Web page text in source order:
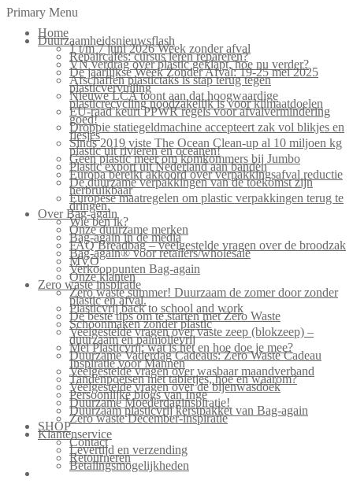
Primary Menu
Home
Duurzaamheidsnieuwsflash
1 t/m 7 juni 2026 Week zonder afval
Repaircafés: cursus leren repareren?
VN verdrag over plastic geklapt, hoe nu verder?
De jaarlijkse Week Zonder Afval: 19-25 mei 2025
Afschaffen plastictaks is stap terug tegen
plasticvervuiling
Nieuwe LCA toont aan dat hoogwaardige
plasticrecycling noodzakelijk is voor klimaatdoelen
EU-raad keurt PPWR regels voor afvalvermindering
goed!
Droppie statiegeldmachine accepteert zak vol blikjes en
flesjes
Sinds 2019 viste The Ocean Clean-up al 10 miljoen kg
plastic uit rivieren en oceanen!
Geen plastic meer om komkommers bij Jumbo
Plastic export uit Nederland aan banden
Europa bereikt akkoord over verpakkingsafval reductie
De duurzame verpakkingen van de toekomst zijn
herbruikbaar
Europese maatregelen om plastic verpakkingen terug te
dringen.
Over Bag-again
Wie ben ik?
Onze duurzame merken
Bag-again in de media
FAQ Breadbag – veelgestelde vragen over de broodzak
Bag-again® voor retailers/wholesale
MVO
Verkooppunten Bag-again
Onze klanten
Zero waste inspiratie
Zero waste summer! Duurzaam de zomer door zonder
plastic en afval.
Plasticvrij back to school and work
De beste tips om te starten met Zero Waste
Schoonmaken zonder plastic
Veelgestelde vragen over vaste zeep (blokzeep) –
duurzaam en palmolievrij
Mei Plasticvrij: wat is het en hoe doe je mee?
Duurzame Vaderdag Cadeaus: Zero Waste Cadeau
Inspiratie voor Mannen
Veelgestelde vragen over wasbaar maandverband
Tandenpoetsen met tabletjes, hoe en waarom?
Veelgestelde vragen over de bijenwasdoek
Persoonlijke blogs van Inge
Duurzame Moederdaginspiratie!
Duurzaam plasticvrij kerstpakket van Bag-again
Zero waste December-inspiratie
SHOP
Klantenservice
Contact
Levertijd en verzending
Retourneren
Betalingsmogelijkheden